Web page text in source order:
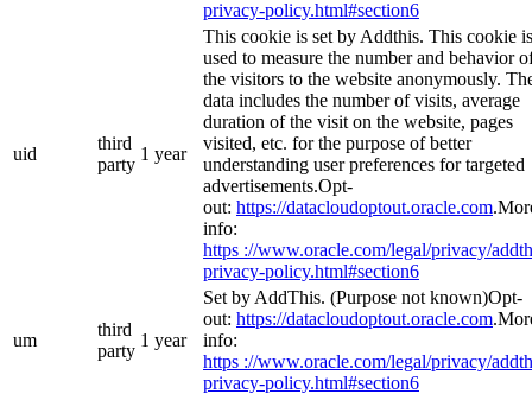
privacy-policy.html#section6
uid
third
party
1 year
This cookie is set by Addthis. This cookie is
used to measure the number and behavior
the visitors to the website anonymously.
data includes the number of visits, average
duration of the visit on the website, pages
visited, etc. for the purpose of better
understanding user preferences for targeted
advertisements.Opt-
out: https://datacloudoptout.oracle.com
info:
https ://www.oracle.com/legal/privacy/
privacy-policy.html#section6
um
third
party
1 year
Set by AddThis. (Purpose not known)Opt-
out: https://datacloudoptout.oracle.com
info:
https ://www.oracle.com/legal/privacy/
privacy-policy.html#section6